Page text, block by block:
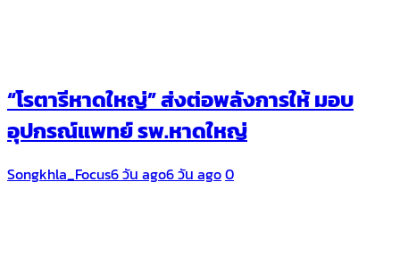
“โรตารีหาดใหญ่” ส่งต่อพลังการให้ มอบ
อุปกรณ์แพทย์ รพ.หาดใหญ่
Songkhla_Focus6 วัน ago6 วัน ago0